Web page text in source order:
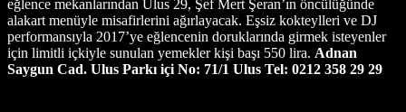
eğlence mekanlarından Ulus 29, Şef Mert Şeran’ın öncülüğünde
alakart menüyle misafirlerini ağırlayacak. Eşsiz kokteylleri ve DJ
performansıyla 2017’ye eğlencenin doruklarında girmek isteyenler
için limitli içkiyle sunulan yemekler kişi başı 550 lira. Adnan
Saygun Cad. Ulus Parkı içi No: 71/1 Ulus Tel: 0212 358 29 29